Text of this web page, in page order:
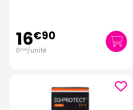
16€90
0€28/unité